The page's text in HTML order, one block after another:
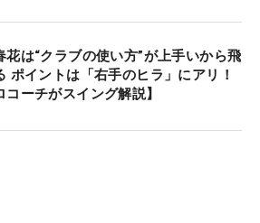
花は“クラブの使い方”が上手いから飛
ポイントは「右手のヒラ」にアリ！
コーチがスイング解説】